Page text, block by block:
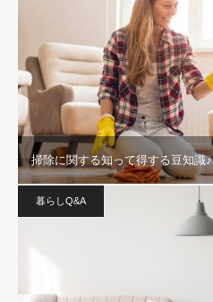
掃除に関する知って得する豆知識♪
暮らしQ&A